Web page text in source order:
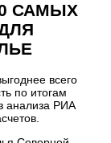
САМЫХ
всего
по итогам
анализа РИА